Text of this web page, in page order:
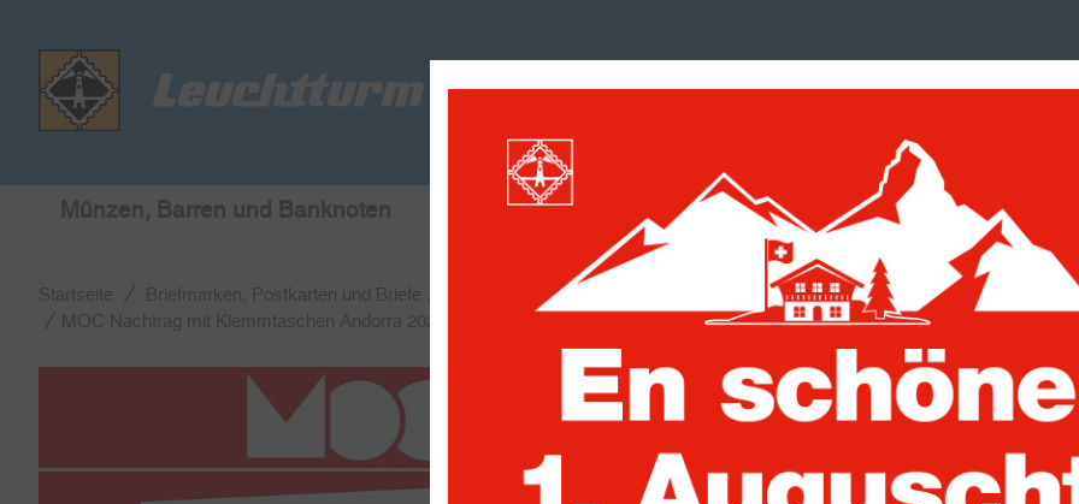
suchen
Münzen, Barren und Banknoten Briefmarken, Postkarten und Briefe Trading Cards
Startseite Briefmarken, Postkarten und Briefe MOC Vordruckalben
MOC Nachtrag mit Klemmtaschen Andorra 2021
MOC